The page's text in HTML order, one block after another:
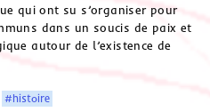
qui ont su s’organiser pour
dans un soucis de paix et
autour de l’existence de
#histoire